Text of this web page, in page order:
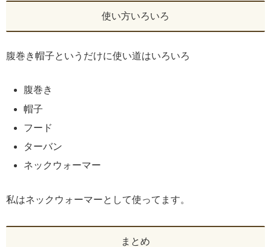
使い方いろいろ
腹巻き帽子というだけに使い道はいろいろ
腹巻き
帽子
フード
ターバン
ネックウォーマー
私はネックウォーマーとして使ってます。
まとめ